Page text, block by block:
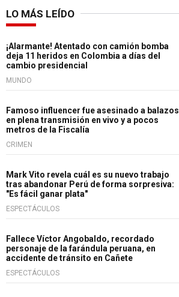
LO MÁS LEÍDO
¡Alarmante! Atentado con camión bomba
deja 11 heridos en Colombia a días del
cambio presidencial
MUNDO
Famoso influencer fue asesinado a balazos
en plena transmisión en vivo y a pocos
metros de la Fiscalía
CRIMEN
Mark Vito revela cuál es su nuevo trabajo
tras abandonar Perú de forma sorpresiva:
"Es fácil ganar plata"
ESPECTÁCULOS
Fallece Víctor Angobaldo, recordado
personaje de la farándula peruana, en
accidente de tránsito en Cañete
ESPECTÁCULOS